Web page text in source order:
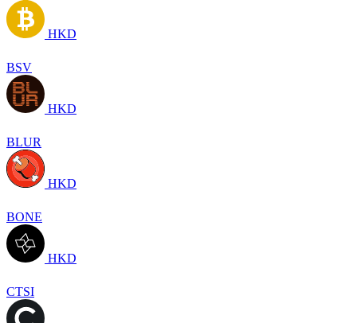
HKD
BSV
HKD
BLUR
HKD
BONE
HKD
CTSI